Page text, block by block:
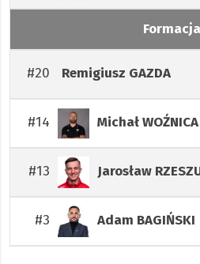
#20 Remigiusz GAZDA
#14 MichałWOŹNICA
#13 Jarosław
#3 Adam BAGIŃSKI